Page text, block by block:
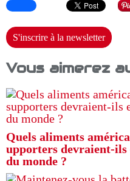
S'inscrire à la newsletter
Vous aimerez
Quels aliments
upporters devraient-ils
du monde ?